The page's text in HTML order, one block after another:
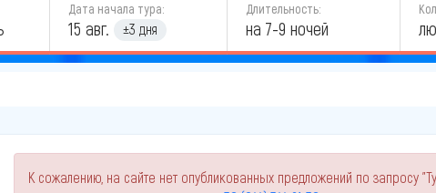
Дата начала тура:
15 авг. ±3 дня
Длительность:
на 7-9 ночей
К сожалению, на сайте нет опубликованных предложений по запросу